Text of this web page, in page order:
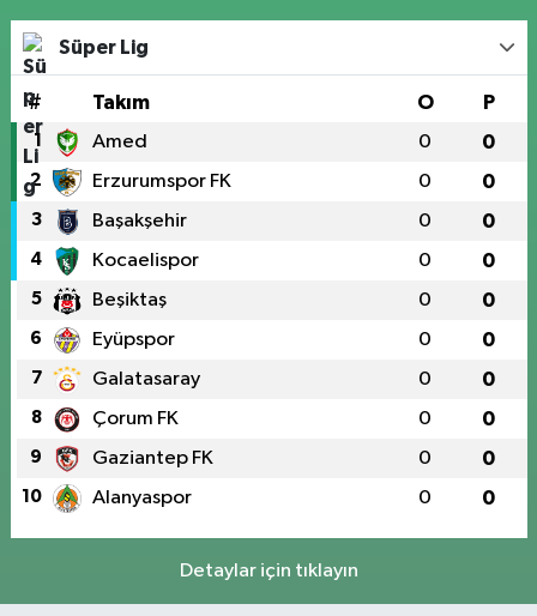
Süper Lig
# Takım O P
1 Amed 0 0
2 Erzurumspor FK 0 0
3 Başakşehir 0 0
4 Kocaelispor 0 0
5 Beşiktaş 0 0
6 Eyüpspor 0 0
7 Galatasaray 0 0
8 Çorum FK 0 0
9 Gaziantep FK 0 0
10 Alanyaspor 0 0
Detaylar için tıklayın